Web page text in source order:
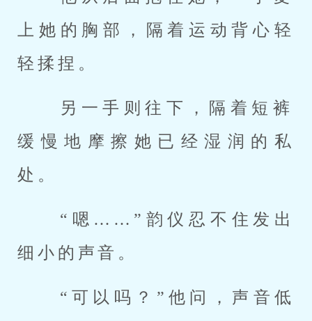
上她的胸部，隔着运动背心轻
轻揉捏。
缓慢地摩擦她已经湿润的私
处。
细小的声音。